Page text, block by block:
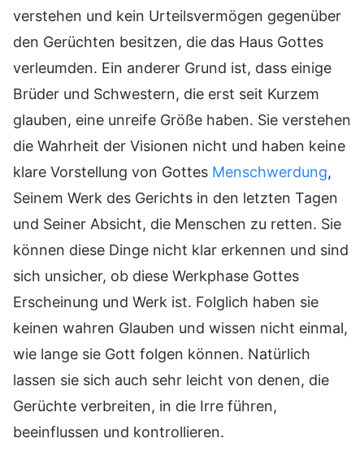
verstehen und kein Urteilsvermögen gegenüber
den Gerüchten besitzen, die das Haus Gottes
verleumden. Ein anderer Grund ist, dass einige
Brüder und Schwestern, die erst seit Kurzem
glauben, eine unreife Größe haben. Sie verstehen
die Wahrheit der Visionen nicht und haben keine
klare Vorstellung von Gottes Menschwerdung,
Seinem Werk des Gerichts in den letzten Tagen
und Seiner Absicht, die Menschen zu retten. Sie
können diese Dinge nicht klar erkennen und sind
sich unsicher, ob diese Werkphase Gottes
Erscheinung und Werk ist. Folglich haben sie
keinen wahren Glauben und wissen nicht einmal,
wie lange sie Gott folgen können. Natürlich
lassen sie sich auch sehr leicht von denen, die
Gerüchte verbreiten, in die Irre führen,
beeinflussen und kontrollieren.